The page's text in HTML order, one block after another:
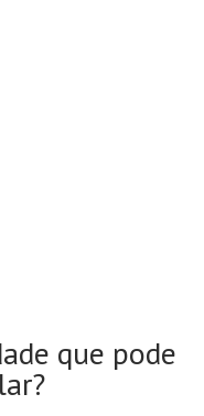
que pode